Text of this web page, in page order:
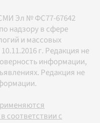
Эл № ФС77-67642
надзору в сфере
и массовых
г. Редакция не
информации,
Редакция не
соответствии с